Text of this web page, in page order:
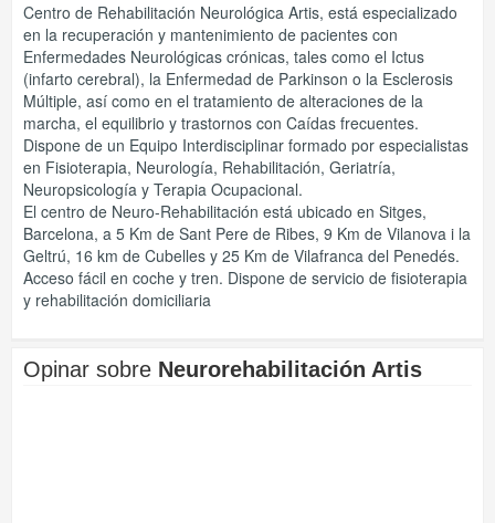
Centro de Rehabilitación Neurológica Artis, está especializado
en la recuperación y mantenimiento de pacientes con
Enfermedades Neurológicas crónicas, tales como el Ictus
(infarto cerebral), la Enfermedad de Parkinson o la Esclerosis
Múltiple, así como en el tratamiento de alteraciones de la
marcha, el equilibrio y trastornos con Caídas frecuentes.
Dispone de un Equipo Interdisciplinar formado por especialistas
en Fisioterapia, Neurología, Rehabilitación, Geriatría,
Neuropsicología y Terapia Ocupacional.
El centro de Neuro-Rehabilitación está ubicado en Sitges,
Barcelona, a 5 Km de Sant Pere de Ribes, 9 Km de Vilanova i la
Geltrú, 16 km de Cubelles y 25 Km de Vilafranca del Penedés.
Acceso fácil en coche y tren. Dispone de servicio de fisioterapia
y rehabilitación domiciliaria
Opinar sobre Neurorehabilitación Artis